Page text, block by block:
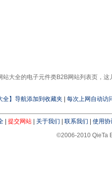
大全的电子元件类B2B网站列表页，
全】导航添加到收藏夹
每次上网自动访
| 提交网站| 关于我们 联系我们
使用协
©2006-2010 QieTa